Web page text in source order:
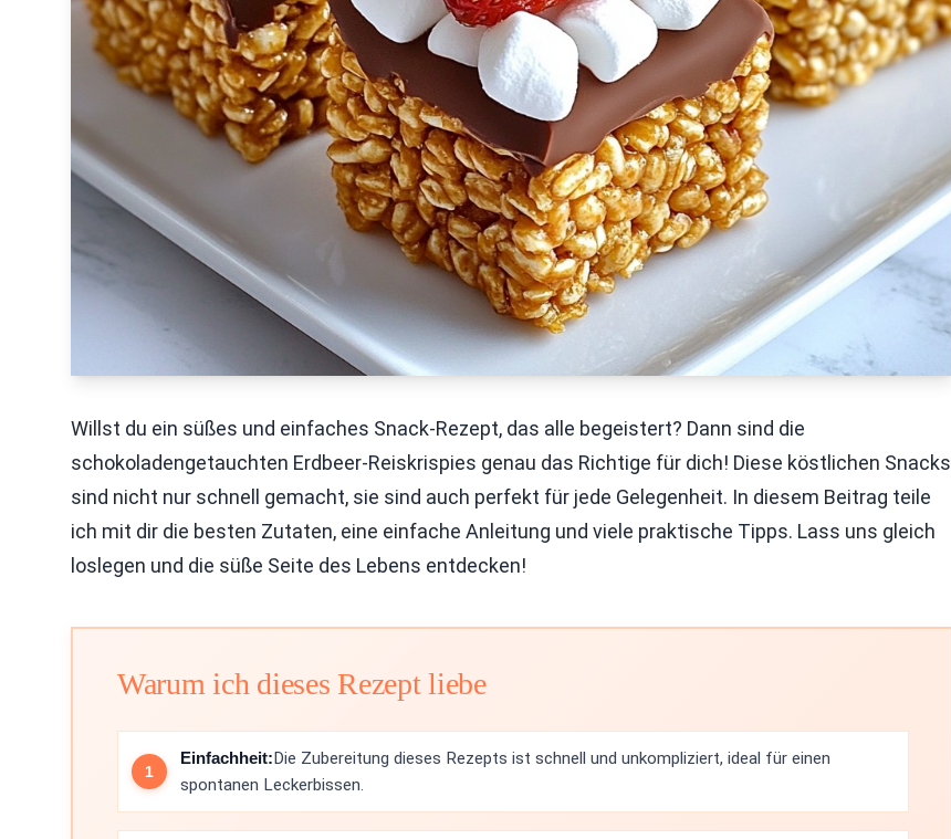
Willst du ein süßes und einfaches Snack-Rezept, das alle begeistert? Dann sind die
schokoladengetauchten Erdbeer-Reiskrispies genau das Richtige für dich! Diese köstlichen Snacks
sind nicht nur schnell gemacht, sie sind auch perfekt für jede Gelegenheit. In diesem Beitrag teile
ich mit dir die besten Zutaten, eine einfache Anleitung und viele praktische Tipps. Lass uns gleich
loslegen und die süße Seite des Lebens entdecken!
Warum ich dieses Rezept liebe
Einfachheit:Die Zubereitung dieses Rezepts ist schnell und unkompliziert, ideal für einen
spontanen Leckerbissen.